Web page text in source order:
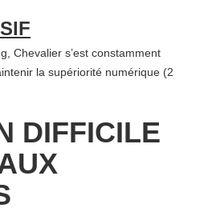
Chevalier s’est constamment
la supériorité numérique (2
DIFFICILE